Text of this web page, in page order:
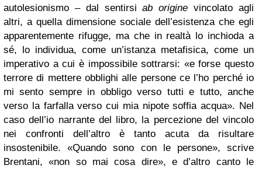
autolesionismo – dal sentirsiab originevincolato agli
altri, a quella dimensione sociale dell’esistenza che egli
apparentemente rifugge, ma che in realtà lo inchioda a
sé, lo individua, come un’istanza metafisica, come un
imperativo a cui è impossibile sottrarsi: «e forse questo
terrore di mettere obblighi alle persone ce l’ho perché io
mi sento sempre in obbligo verso tutti e tutto, anche
verso la farfalla verso cui mia nipote soffia acqua». Nel
caso dell’io narrante del libro, la percezione del vincolo
nei confronti dell’altro è tanto acuta da risultare
insostenibile. «Quando sono con le persone», scrive
Brentani, «non so mai cosa dire», e d’altro canto le